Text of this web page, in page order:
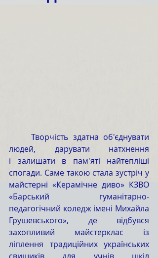
	Творчість здатна об'єднувати
людей, дарувати натхнення
і залишати в пам'яті найтепліші
спогади. Саме такою стала зустріч у
майстерні «Керамічне диво» КЗВО
«Барський гуманітарно-
педагогічний коледж імені Михайла
Грушевського», де відбувся
захопливий майстерклас із
ліплення традиційних українських